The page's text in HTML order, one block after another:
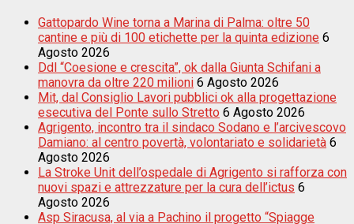
Gattopardo Wine torna a Marina di Palma: oltre 50
cantine e più di 100 etichette per la quinta edizione 6
Agosto 2026
Ddl “Coesione e crescita”, ok dalla Giunta Schifani a
manovra da oltre 220 milioni 6 Agosto 2026
Mit, dal Consiglio Lavori pubblici ok alla progettazione
esecutiva del Ponte sullo Stretto 6 Agosto 2026
Agrigento, incontro tra il sindaco Sodano e l’arcivescovo
Damiano: al centro povertà, volontariato e solidarietà 6
Agosto 2026
La Stroke Unit dell’ospedale di Agrigento si rafforza con
nuovi spazi e attrezzature per la cura dell’ictus 6
Agosto 2026
Asp Siracusa, al via a Pachino il progetto “Spiagge